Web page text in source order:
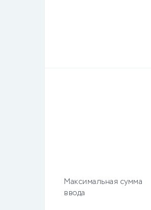
Максимальная сумма
ввода